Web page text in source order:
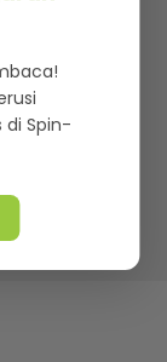
sensasi
Berhad
di Spin-